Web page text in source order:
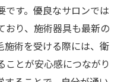
です。優良なサロンでは
おり、施術器具も最新の
施術を受ける際には、衛
ことが安心感につながり